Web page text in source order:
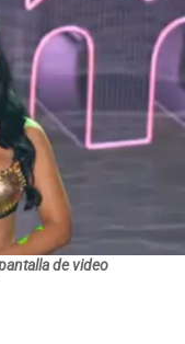
de video